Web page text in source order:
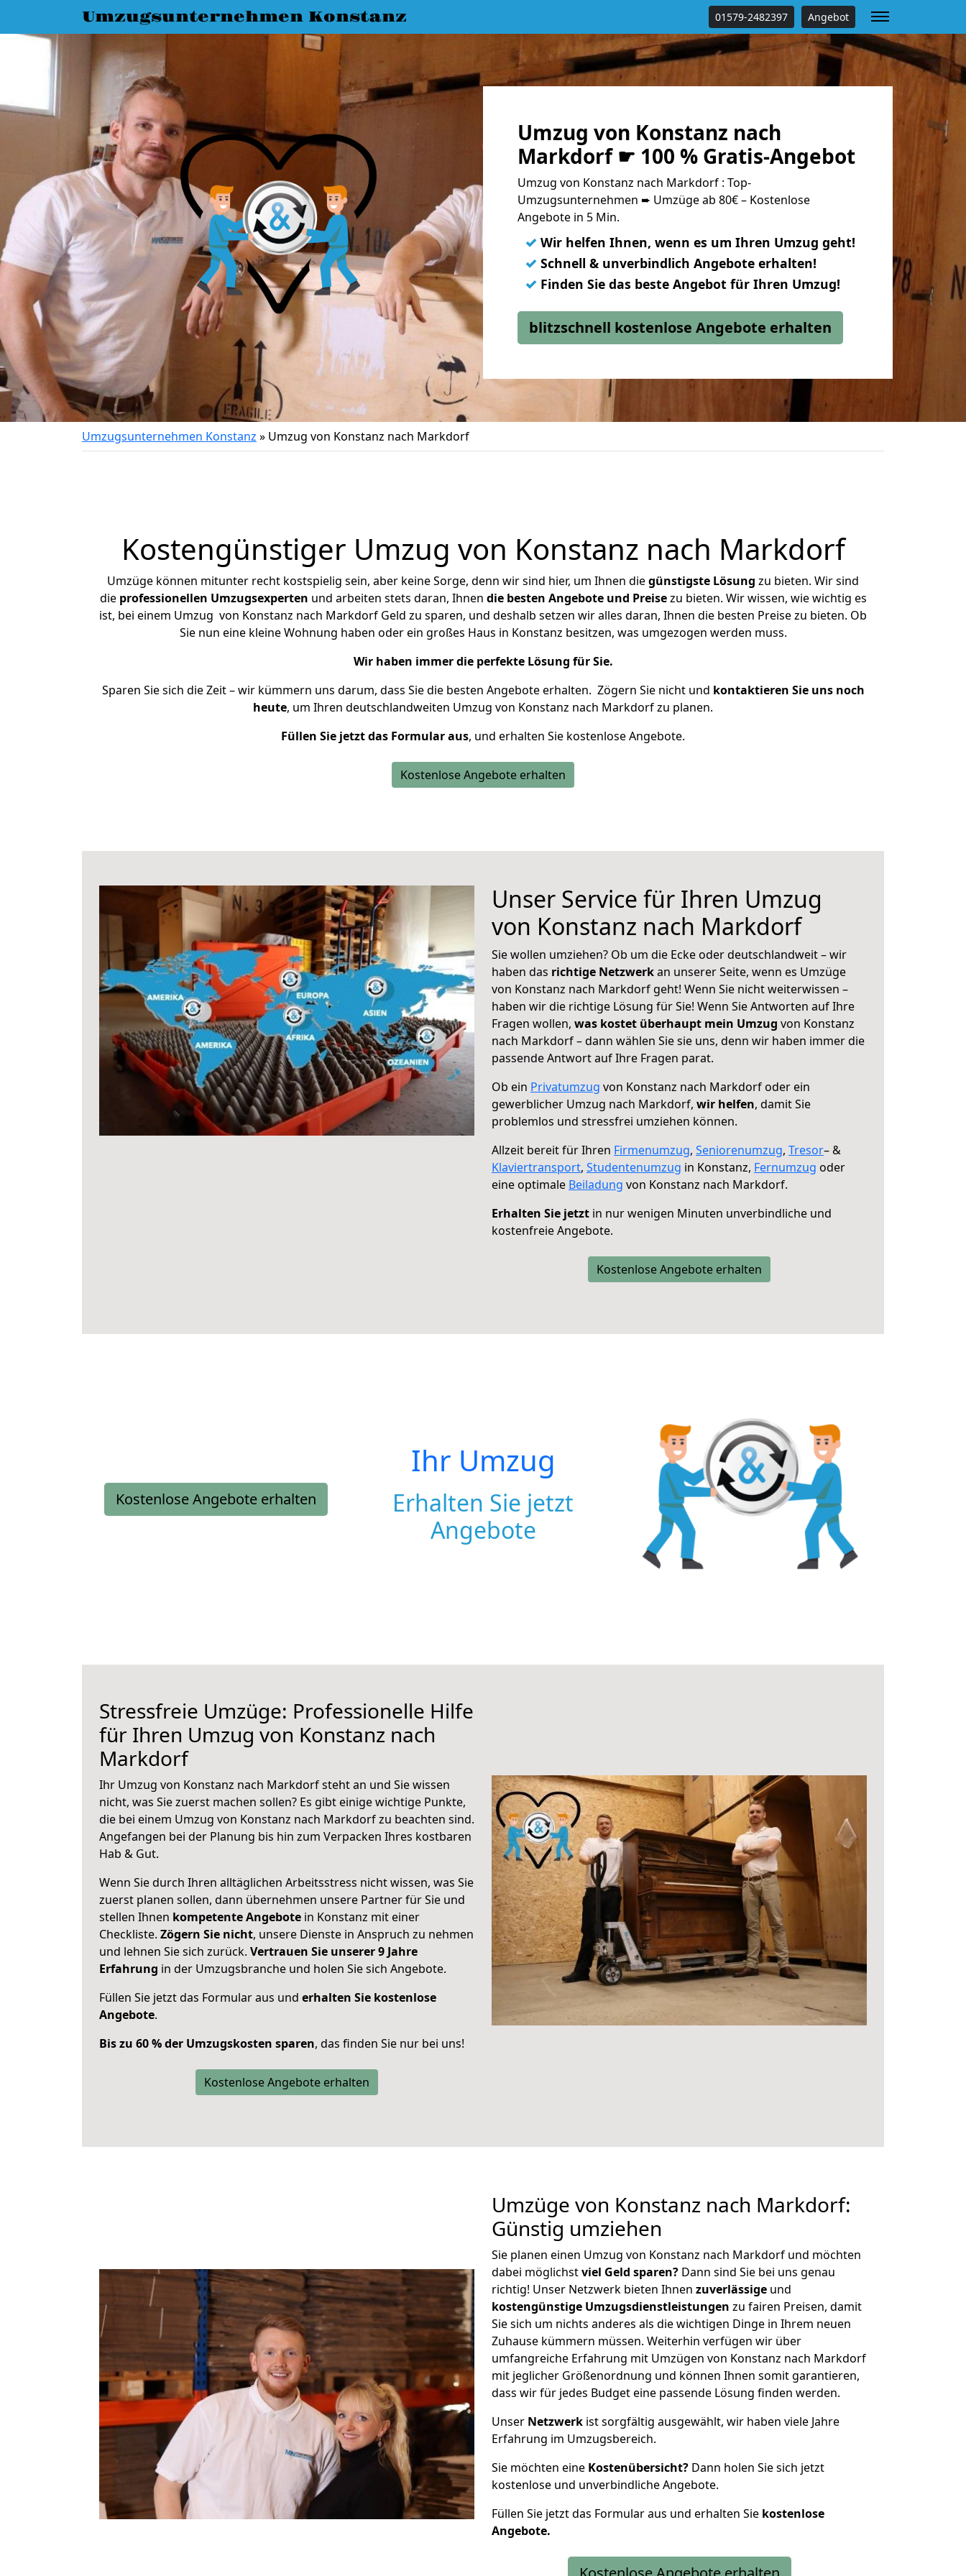
Umzugsunternehmen Konstanz 01579-2482397 Angebot
Umzug von Konstanz nach
Markdorf ☛ 100 % Gratis-Angebot
Umzug von Konstanz nach Markdorf : Top-
Umzugsunternehmen ➨ Umzüge ab 80€ – Kostenlose
Angebote in 5 Min.
✓ Wir helfen Ihnen, wenn es um Ihren Umzug geht!
✓ Schnell & unverbindlich Angebote erhalten!
✓ Finden Sie das beste Angebot für Ihren Umzug!
blitzschnell kostenlose Angebote erhalten
Umzugsunternehmen Konstanz » Umzug von Konstanz nach Markdorf
Kostengünstiger Umzug von Konstanz nach Markdorf
Umzüge können mitunter recht kostspielig sein, aber keine Sorge, denn wir sind hier, um Ihnen diegünstigste Lösung zu bieten. Wir sind
die professionellen Umzugsexperten und arbeiten stets daran, Ihnen die besten Angebote und Preisezu bieten. Wir wissen, wie wichtig es
ist, bei einem Umzug von Konstanz nach Markdorf Geld zu sparen, und deshalb setzen wir alles daran, Ihnen die besten Preise zu bieten. Ob
Sie nun eine kleine Wohnung haben oder ein großes Haus in Konstanz besitzen, was umgezogen werden muss.
Wir haben immer die perfekte Lösung für Sie.
Sparen Sie sich die Zeit – wir kümmern uns darum, dass Sie die besten Angebote erhalten. Zögern Sie nicht und kontaktieren Sie uns noch
heute, um Ihren deutschlandweiten Umzug von Konstanz nach Markdorf zu planen.
Füllen Sie jetzt das Formular aus, und erhalten Sie kostenlose Angebote.
Kostenlose Angebote erhalten
Unser Service für Ihren Umzug
von Konstanz nach Markdorf
Sie wollen umziehen? Ob um die Ecke oder deutschlandweit – wir
haben das richtige Netzwerkan unserer Seite, wenn es Umzüge
von Konstanz nach Markdorf geht! Wenn Sie nicht weiterwissen –
haben wir die richtige Lösung für Sie! Wenn Sie Antworten auf Ihre
Fragen wollen, was kostet überhaupt mein Umzug von Konstanz
nach Markdorf – dann wählen Sie sie uns, denn wir haben immer die
passende Antwort auf Ihre Fragen parat.
Ob ein Privatumzug von Konstanz nach Markdorf oder ein
gewerblicher Umzug nach Markdorf, wir helfen, damit Sie
problemlos und stressfrei umziehen können.
Allzeit bereit für Ihren Firmenumzug, Seniorenumzug, Tresor– &
Klaviertransport, Studentenumzug in Konstanz, Fernumzug oder
eine optimale Beiladung von Konstanz nach Markdorf.
Erhalten Sie jetzt in nur wenigen Minuten unverbindliche und
kostenfreie Angebote.
Kostenlose Angebote erhalten
Kostenlose Angebote erhalten
Ihr Umzug
Erhalten Sie jetzt
Angebote
Stressfreie Umzüge: Professionelle Hilfe
für Ihren Umzug von Konstanz nach
Markdorf
Ihr Umzug von Konstanz nach Markdorf steht an und Sie wissen
nicht, was Sie zuerst machen sollen? Es gibt einige wichtige Punkte,
die bei einem Umzug von Konstanz nach Markdorf zu beachten sind.
Angefangen bei der Planung bis hin zum Verpacken Ihres kostbaren
Hab & Gut.
Wenn Sie durch Ihren alltäglichen Arbeitsstress nicht wissen, was Sie
zuerst planen sollen, dann übernehmen unsere Partner für Sie und
stellen Ihnen kompetente Angebote in Konstanz mit einer
Checkliste. Zögern Sie nicht, unsere Dienste in Anspruch zu nehmen
und lehnen Sie sich zurück. Vertrauen Sie unserer 9 Jahre
Erfahrung in der Umzugsbranche und holen Sie sich Angebote.
Füllen Sie jetzt das Formular aus und erhalten Sie kostenlose
Angebote.
Bis zu 60 % der Umzugskosten sparen, das finden Sie nur bei uns!
Kostenlose Angebote erhalten
Umzüge von Konstanz nach Markdorf:
Günstig umziehen
Sie planen einen Umzug von Konstanz nach Markdorf und möchten
dabei möglichstviel Geld sparen? Dann sind Sie bei uns genau
richtig! Unser Netzwerk bieten Ihnen zuverlässige und
kostengünstige Umzugsdienstleistungen zu fairen Preisen, damit
Sie sich um nichts anderes als die wichtigen Dinge in Ihrem neuen
Zuhause kümmern müssen. Weiterhin verfügen wir über
umfangreiche Erfahrung mit Umzügen von Konstanz nach Markdorf
mit jeglicher Größenordnung und können Ihnen somit garantieren,
dass wir für jedes Budget eine passende Lösung finden werden.
Unser Netzwerk ist sorgfältig ausgewählt, wir haben viele Jahre
Erfahrung im Umzugsbereich.
Sie möchten eine Kostenübersicht? Dann holen Sie sich jetzt
kostenlose und unverbindliche Angebote.
Füllen Sie jetzt das Formular aus und erhalten Sie kostenlose
Angebote.